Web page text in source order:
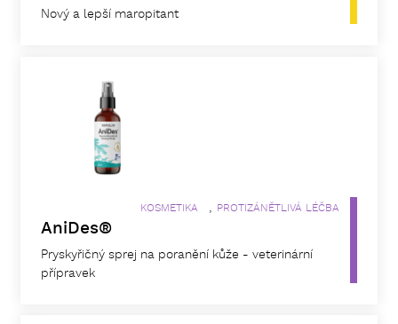
Nový a lepší maropitant
KOSMETIKA , PROTIZÁNĚTLIVÁ LÉČBA
AniDes®
Pryskyřičný sprej na poranění kůže - veterinární
přípravek